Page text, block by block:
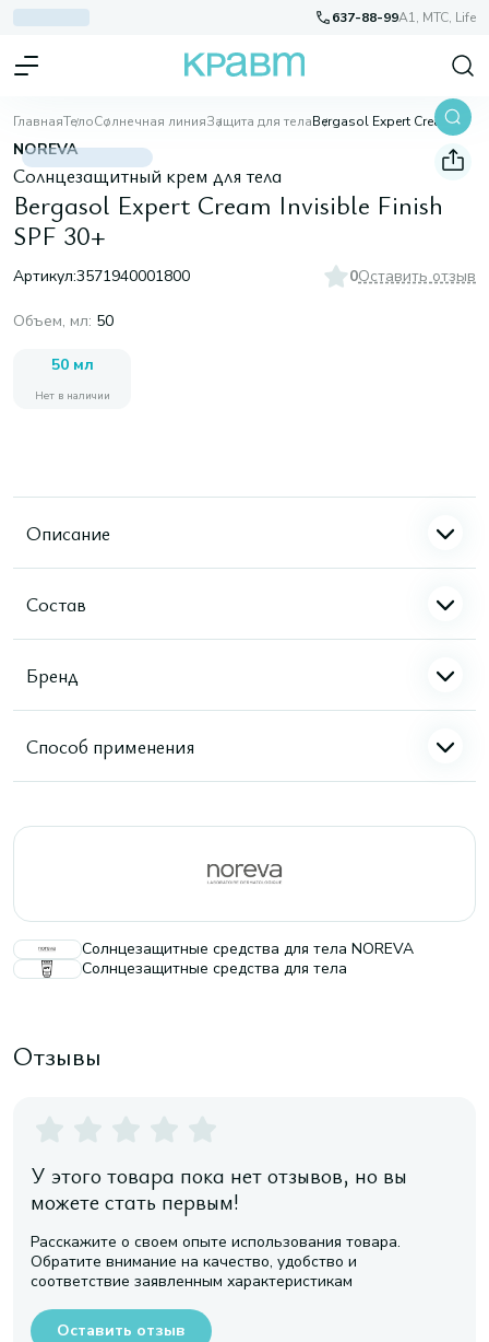
637-88-99A1, МТС, Life
ГлавнаяТелоСолнечная линияЗащита для тела Bergasol Expert Cream Invisible Finish SPF 30+
NOREVA
Солнцезащитный крем для тела
Bergasol Expert Cream Invisible Finish
SPF 30+
Артикул:3571940001800 0Оставить отзыв
Объем, мл: 50
50 мл
Нет в наличии
Описание
Состав
Бренд
Способ применения
Солнцезащитные средства для тела NOREVA
Солнцезащитные средства для тела
Отзывы
У этого товара пока нет отзывов, но вы
можете стать первым!
Расскажите о своем опыте использования товара.
Обратите внимание на качество, удобство и
соответствие заявленным характеристикам
Оставить отзыв